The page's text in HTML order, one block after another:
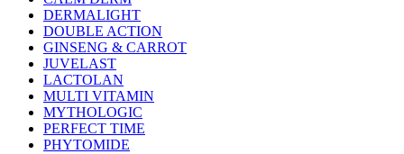
DERMALIGHT
DOUBLE ACTION
GINSENG & CARROT
JUVELAST
LACTOLAN
MULTI VITAMIN
MYTHOLOGIC
PERFECT TIME
PHYTOMIDE